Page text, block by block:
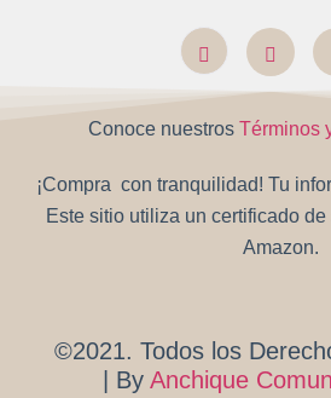
Conoce nuestros Términos
¡Compra con tranquilidad! Tu
Este sitio utiliza un certificado
Amazon.
©2021. Todos los
| By Anchique